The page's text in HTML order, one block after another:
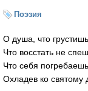
Поэзия
О душа, что
Что восстать не
Что себя
Охладев ко святому